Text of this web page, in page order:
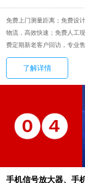
免费上门测量距离；免费设
物流，高效快速；免费人工
费定期新老客户回访，专业
了解详情
手机信号放大器、手